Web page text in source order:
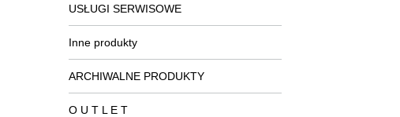
USŁUGI SERWISOWE
Inne produkty
ARCHIWALNE PRODUKTY
O U T L E T